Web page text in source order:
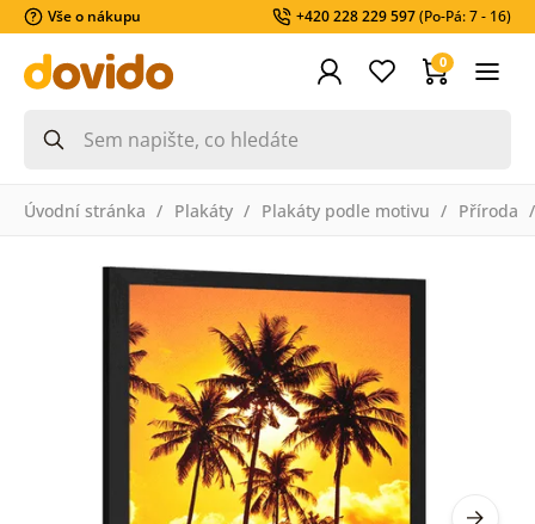
Vše o nákupu +420 228 229 597(Po-Pá: 7 - 16)
0
Úvodní stránka Plakáty Plakáty podle motivu Příroda